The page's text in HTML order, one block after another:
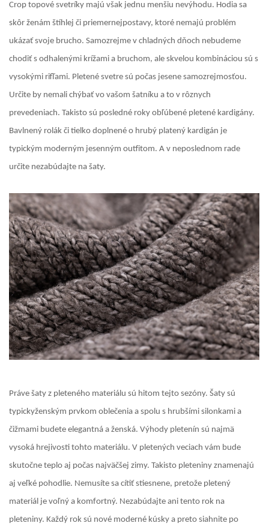
Crop topové svetríky majú však jednu menšiu nevýhodu. Hodia sa
skôr ženám štíhlej či priemernejpostavy, ktoré nemajú problém
ukázať svoje brucho. Samozrejme v chladných dňoch nebudeme
chodiť s odhalenými krížami a bruchom, ale skvelou kombináciou sú s
vysokými rifľami. Pletené svetre sú počas jesene samozrejmosťou.
Určite by nemali chýbať vo vašom šatníku a to v rôznych
prevedeniach. Takisto sú posledné roky obľúbené pletené kardigány.
Bavlnený rolák či tielko doplnené o hrubý platený kardigán je
typickým moderným jesenným outfitom. A v neposlednom rade
určite nezabúdajte na šaty.
Práve šaty z pleteného materiálu sú hitom tejto sezóny. Šaty sú
typickyženským prvkom oblečenia a spolu s hrubšími silonkami a
čižmami budete elegantná a ženská. Výhody pletenín sú najmä
vysoká hrejivosti tohto materiálu. V pletených veciach vám bude
skutočne teplo aj počas najväčšej zimy. Takisto pleteniny znamenajú
aj veľké pohodlie. Nemusíte sa cítiť stiesnene, pretože pletený
materiál je voľný a komfortný. Nezabúdajte ani tento rok na
pleteniny. Každý rok sú nové moderné kúsky a preto siahnite po